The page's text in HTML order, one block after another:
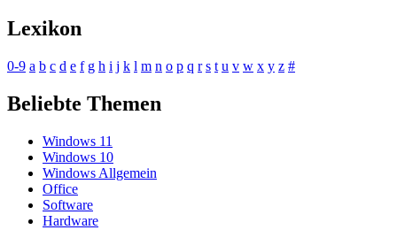
Lexikon
0-9 a b c d e f g h i j k l m n o p q r s t u v w x y z #
Beliebte Themen
Windows 11
Windows 10
Windows Allgemein
Office
Software
Hardware